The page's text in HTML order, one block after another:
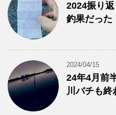
2024振り
釣果だった
2024/04/15
24年4月前
川バチも終